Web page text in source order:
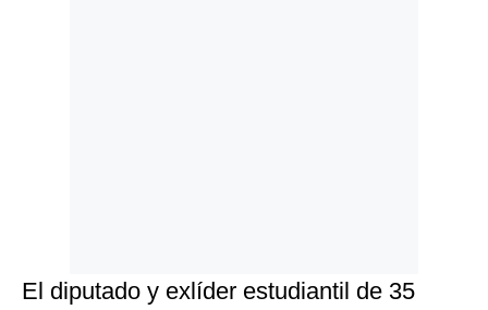
El diputado y exlíder estudiantil de 35